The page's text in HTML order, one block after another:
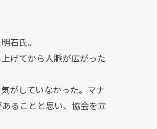
石氏。
げてから人脈が広がった
がしていなかった。マナ
ることと思い、協会を立